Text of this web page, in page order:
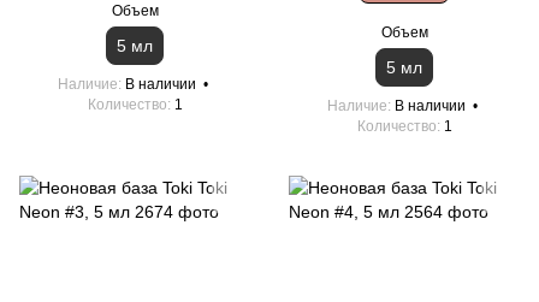
Объем
5 мл
Наличие
В наличии
Количество 1
Объем
5 мл
Наличие
В наличии
Количество 1